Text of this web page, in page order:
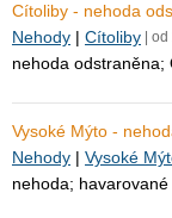
Cítoliby - nehoda
Nehody | Cítoliby |
nehoda odstraněna;
Vysoké Mýto -
Nehody | Vysoké
nehoda;